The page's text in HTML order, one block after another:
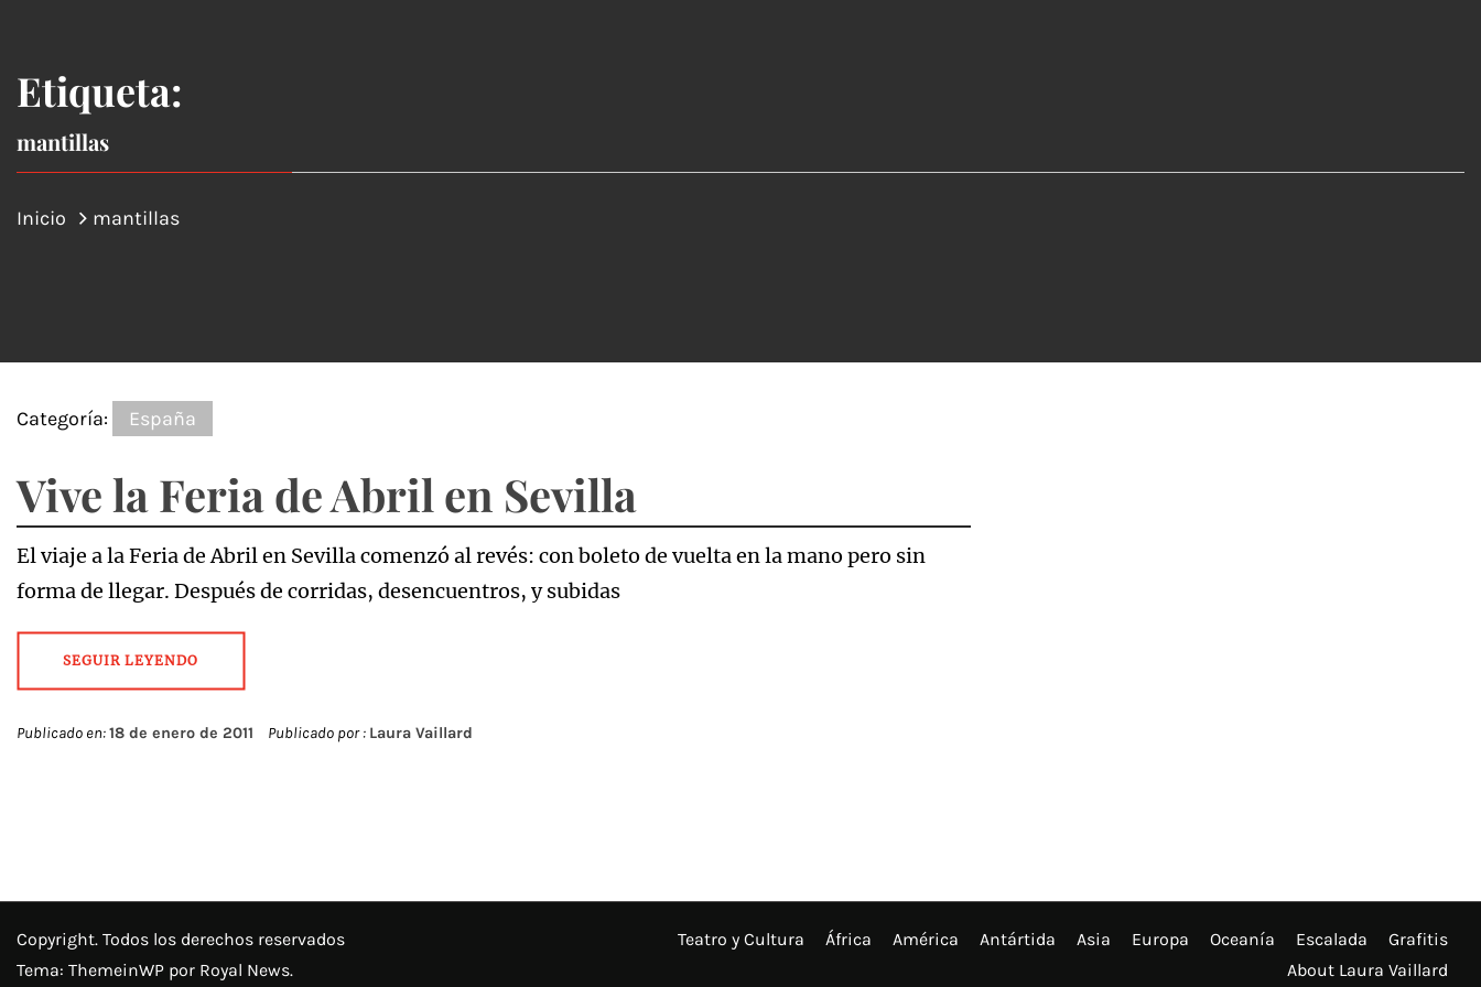
Etiqueta:
mantillas
Inicio mantillas
Categoría: España
Vive la Feria de Abril en Sevilla
El viaje a la Feria de Abril en Sevilla comenzó al revés: con boleto de vuelta en la mano pero sin
forma de llegar. Después de corridas, desencuentros, y subidas
SEGUIR LEYENDO
Publicado en:18 de enero de 2011 Publicado por : Laura Vaillard
Copyright. Todos los derechos reservados
Tema: ThemeinWP por Royal News.
Teatro y Cultura África América Antártida Asia Europa Oceanía Escalada
Grafitis
About Laura Vaillard